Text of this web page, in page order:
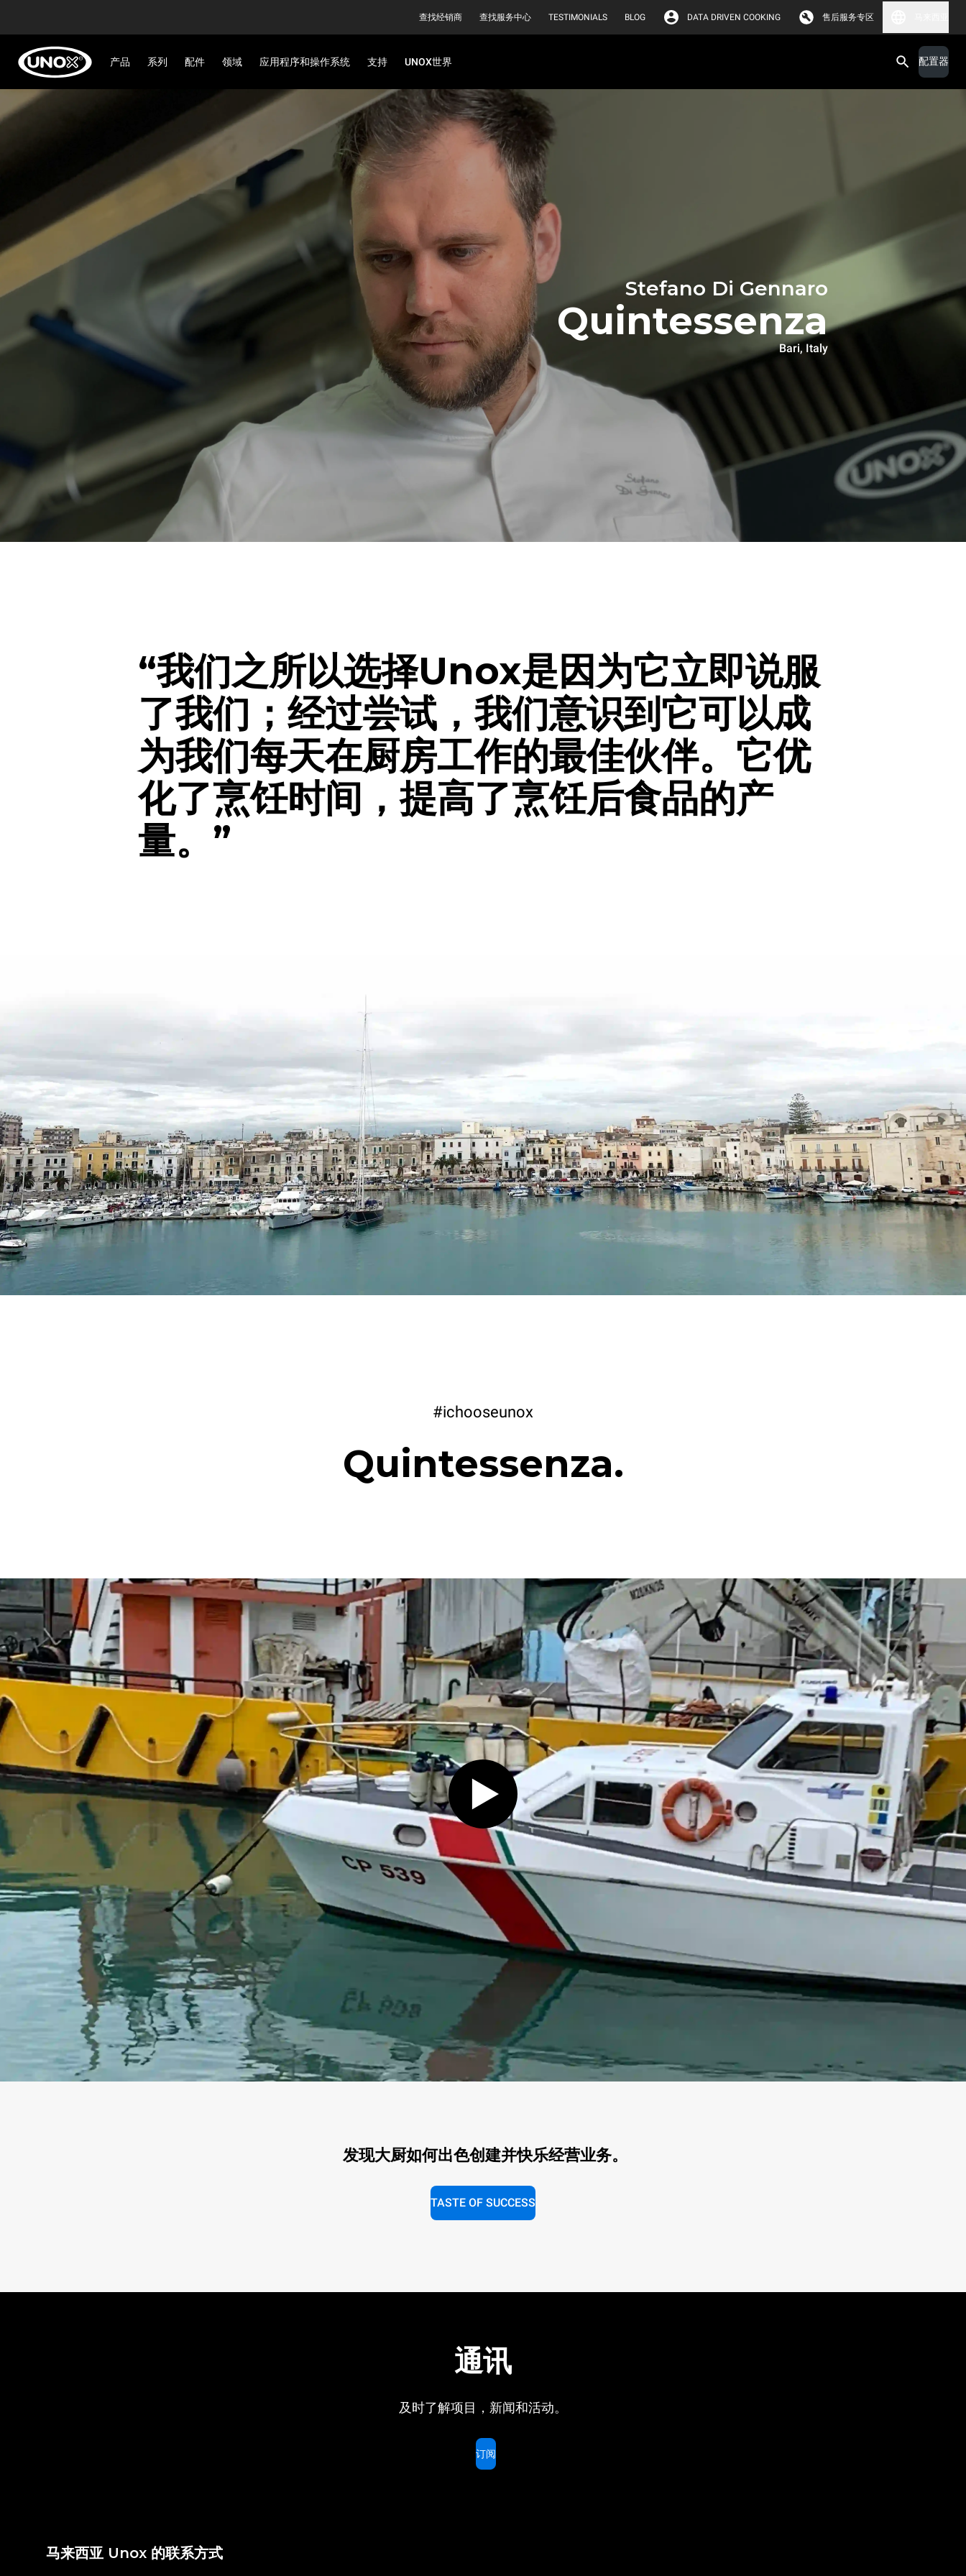
查找经销商 查找服务中心 TESTIMONIALS BLOG DATA DRIVEN COOKING 售后服务专区
产品 系列 配件 领域 应用程序和操作系统 支持 UNOX世界 配置器
Stefano Di Gennaro
Quintessenza
Bari, Italy
“我们之所以选择Unox是因为它立即说服
了我们；经过尝试，我们意识到它可以成
为我们每天在厨房工作的最佳伙伴。它优
化了烹饪时间，提高了烹饪后食品的产
量。”
#ichooseunox
Quintessenza.
发现大厨如何出色创建并快乐经营业务。
TASTE OF SUCCESS
通讯
及时了解项目，新闻和活动。
订阅
马来西亚 Unox 的联系方式